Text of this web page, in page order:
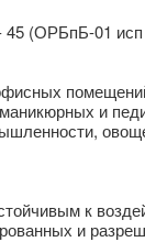
45 (ОРБпБ-01
и
к
и